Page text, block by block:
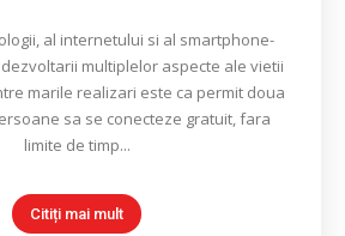
al internetului si al smartphone-
multiplelor aspecte ale vietii
marile realizari este ca permit doua
sa se conecteze gratuit, fara
limite de timp...
Citiți mai mult